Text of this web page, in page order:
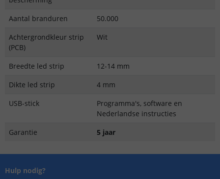
Aantal branduren
50.000
Achtergrondkleur strip
(PCB)
Wit
Breedte led strip
12-14 mm
Dikte led strip
4 mm
USB-stick
Programma's, software en
Nederlandse instructies
Garantie
5 jaar
Hulp nodig?